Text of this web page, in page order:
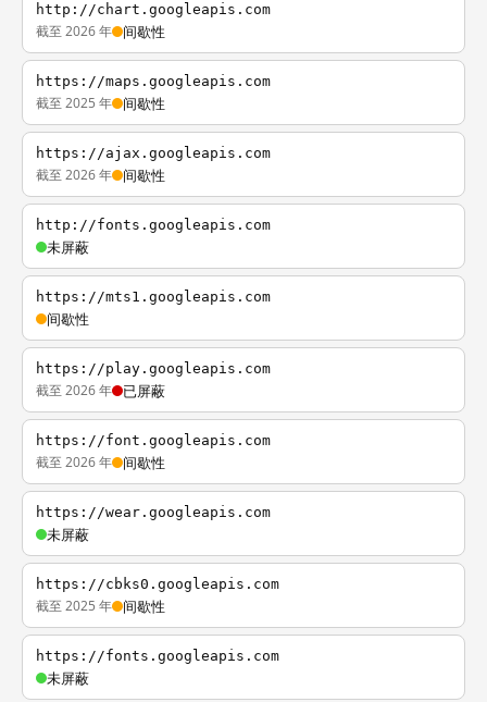
http://chart.googleapis.com
截至 2026 年 间歇性
https://maps.googleapis.com
截至 2025 年 间歇性
https://ajax.googleapis.com
截至 2026 年 间歇性
http://fonts.googleapis.com
未屏蔽
https://mts1.googleapis.com
间歇性
https://play.googleapis.com
截至 2026 年 已屏蔽
https://font.googleapis.com
截至 2026 年 间歇性
https://wear.googleapis.com
未屏蔽
https://cbks0.googleapis.com
截至 2025 年 间歇性
https://fonts.googleapis.com
未屏蔽